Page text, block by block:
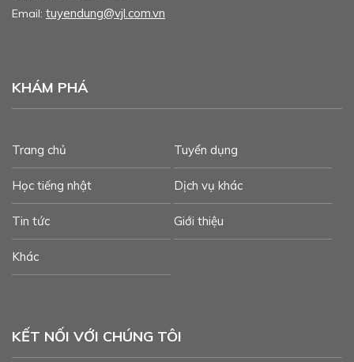
Email: tuyendung@vjl.com.vn
KHÁM PHÁ
Trang chủ Tuyển dụng
Học tiếng nhật Dịch vụ khác
Tin tức Giới thiệu
Khác
KẾT NỐI VỚI CHÚNG TÔI